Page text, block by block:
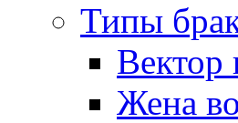
Типы
Вектор
Жена